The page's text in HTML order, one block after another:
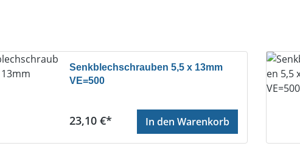
Senkblechschrauben 5,5 x 13mm
VE=500
Regulärer Preis:
23,10 €* In den Warenkorb